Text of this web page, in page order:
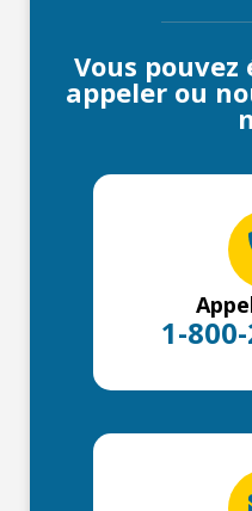
Vous
appeler ou
1-